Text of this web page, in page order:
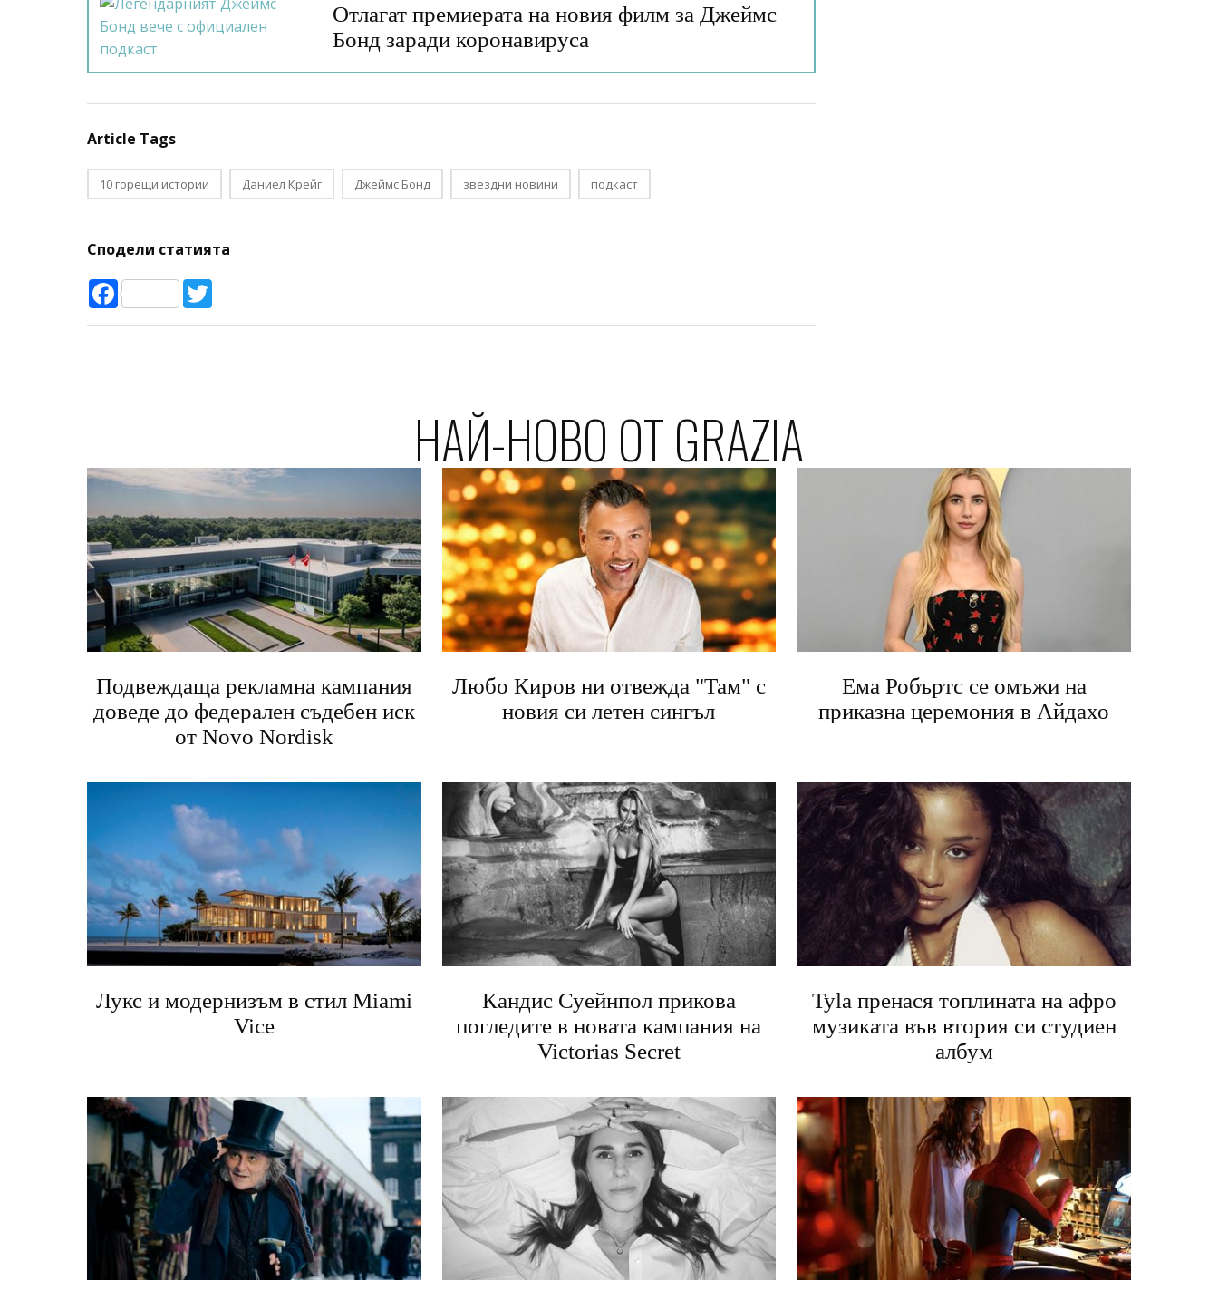
Отлагат премиерата на новия филм за Джеймс
Бонд заради коронавируса
Article Tags
10 горещи истории Даниел Крейг Джеймс Бонд звездни новини подкаст
Сподели статията
Facebook
НАЙ-НОВО ОТ GRAZIA
Подвеждаща рекламна кампания
доведе до федерален съдебен иск
от Novo Nordisk
Любо Киров ни отвежда "Там" с
новия си летен сингъл
Ема Робъртс се омъжи на
приказна церемония в Айдахо
Лукс и модернизъм в стил Miami
Vice
Кандис Суейнпол прикова
погледите в новата кампания на
Victorias Secret
Tyla пренася топлината на афро
музиката във втория си студиен
албум